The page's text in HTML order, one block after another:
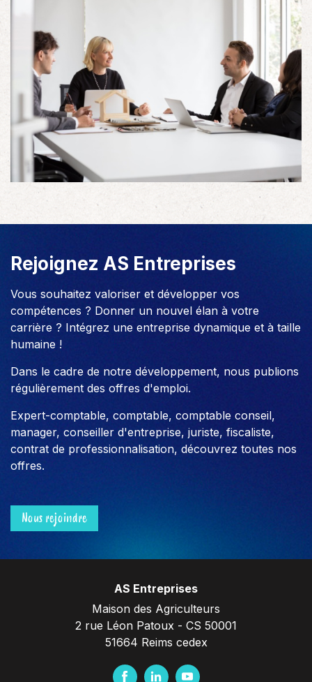
Rejoignez AS Entreprises
Vous souhaitez valoriser et développer vos
compétences ? Donner un nouvel élan à votre
carrière ? Intégrez une entreprise dynamique et à taille
humaine !
Dans le cadre de notre développement, nous publions
régulièrement des offres d'emploi.
Expert-comptable, comptable, comptable conseil,
manager, conseiller d'entreprise, juriste, fiscaliste,
contrat de professionnalisation, découvrez toutes nos
offres.
Nous rejoindre
AS Entreprises
Maison des Agriculteurs
2 rue Léon Patoux - CS 50001
51664 Reims cedex